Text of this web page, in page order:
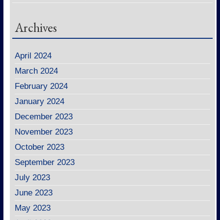
Archives
April 2024
March 2024
February 2024
January 2024
December 2023
November 2023
October 2023
September 2023
July 2023
June 2023
May 2023